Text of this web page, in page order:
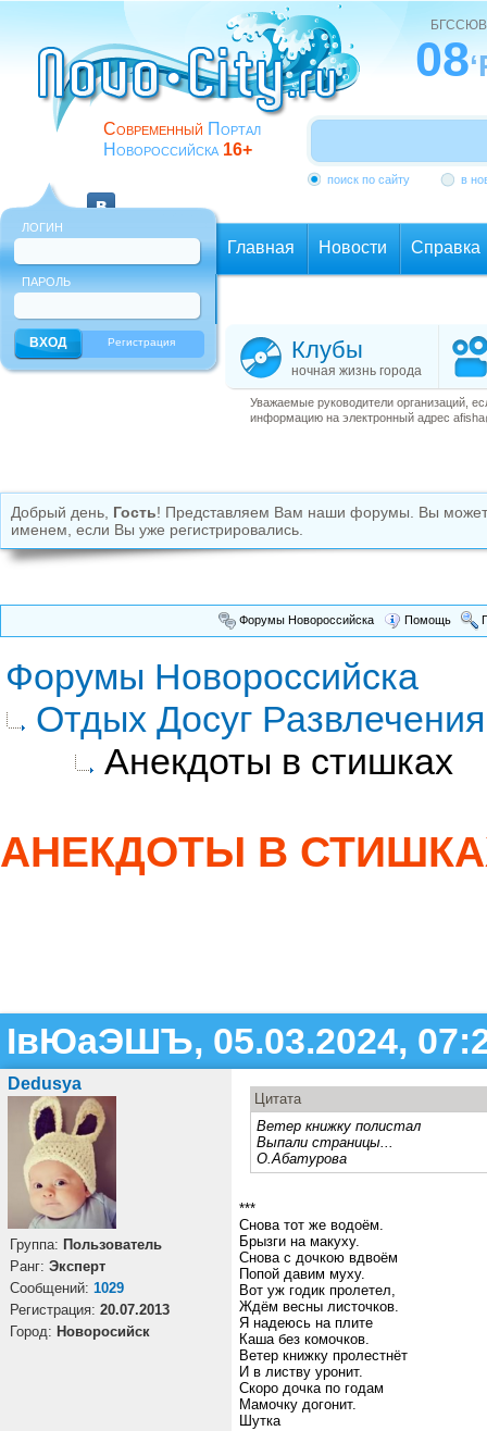
Современный Портал
Новороссийска 16+
08
поиск по сайту в
ЛОГИН
ПАРОЛЬ
Регистрация
Главная Новости Справка
Клубы
ночная жизнь города
Уважаемые руководители организаций,
информацию на электронный адрес
Добрый день, Гость! Представляем Вам наши форумы. Вы
именем, если Вы уже регистрировались.
Форумы Новороссийска Помощь
Форумы Новороссийска
Отдых Досуг Развлечения
Анекдоты в стишках
АНЕКДОТЫ В
ІвЮаЭШЪ, 05.03.2024,
Dedusya
Группа: Пользователь
Ранг: Эксперт
Cообщений: 1029
Регистрация: 20.07.2013
Город: Новоросийск
Цитата
Ветер книжку полистал
Выпали страницы...
О.Абатурова
***
Снова тот же водоём.
Брызги на макуху.
Снова с дочкою вдвоём
Попой давим муху.
Вот уж годик пролетел,
Ждём весны листочков.
Я надеюсь на плите
Каша без комочков.
Ветер книжку пролестнёт
И в листву уронит.
Скоро дочка по годам
Мамочку догонит.
Шутка